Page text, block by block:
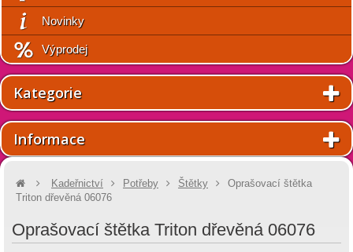
Novinky
Výprodej
Kategorie
Informace
Kadeřnictví Potřeby Štětky
Oprašovací štětka
Triton dřevěná 06076
Oprašovací štětka Triton dřevěná 06076